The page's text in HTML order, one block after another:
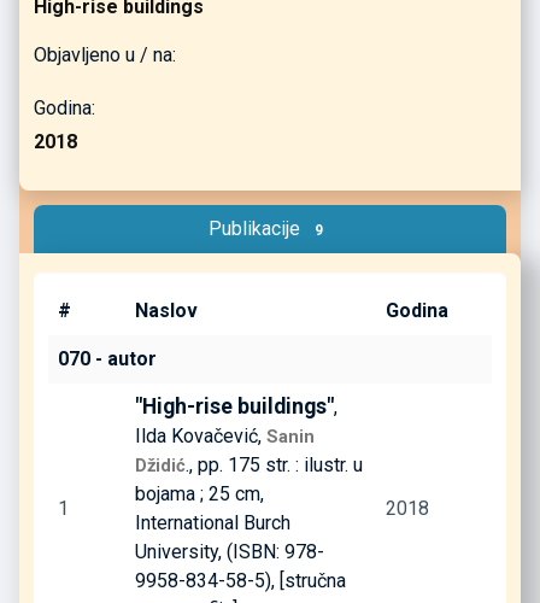
High-rise buildings
Objavljeno u / na:
Godina:
2018
Publikacije 9
# Naslov Godina
070 - autor
1
"High-rise buildings",
Ilda Kovačević, Sanin
Džidić., pp. 175 str. : ilustr. u
bojama ; 25 cm,
International Burch
University, (ISBN: 978-
9958-834-58-5), [stručna
2018